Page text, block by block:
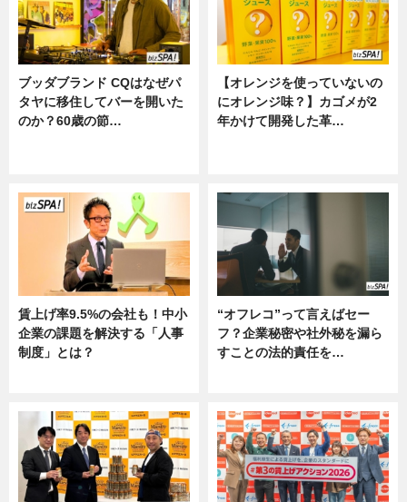
ブッダブランド CQはなぜパ
タヤに移住してバーを開いた
のか？60歳の節…
【オレンジを使っていないの
にオレンジ味？】カゴメが2
年かけて開発した革…
賃上げ率9.5%の会社も！中小
企業の課題を解決する「人事
制度」とは？
“オフレコ”って言えばセー
フ？企業秘密や社外秘を漏ら
すことの法的責任を…